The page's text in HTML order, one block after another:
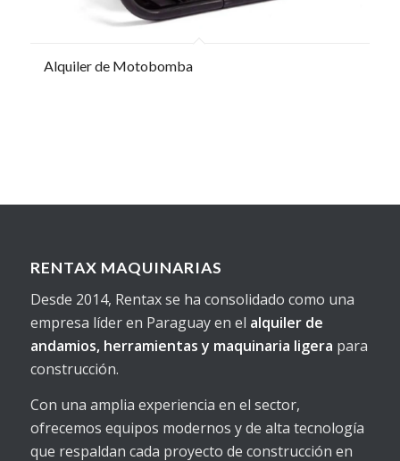
Alquiler de Motobomba
RENTAX MAQUINARIAS
Desde 2014, Rentax se ha consolidado como una
empresa líder en Paraguay en el alquiler de
andamios, herramientas y maquinaria ligera para
construcción.
Con una amplia experiencia en el sector,
ofrecemos equipos modernos y de alta tecnología
que respaldan cada proyecto de construcción en